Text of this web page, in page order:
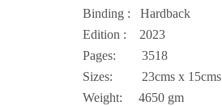
Binding : Hardback
Edition : 2023
Pages: 3518
Sizes: 23cms x 15cms
Weight: 4650 gm